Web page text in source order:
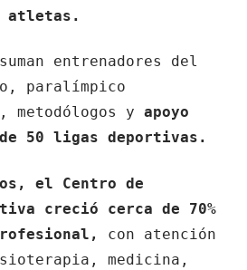
atletas.
entrenadores del
paralímpico
metodólogos y apoyo
50 ligas deportivas.
el Centro de
creció cerca de 70%
con atención
medicina,